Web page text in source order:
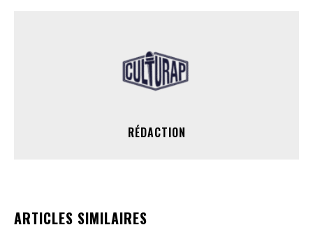
RÉDACTION
ARTICLES SIMILAIRES